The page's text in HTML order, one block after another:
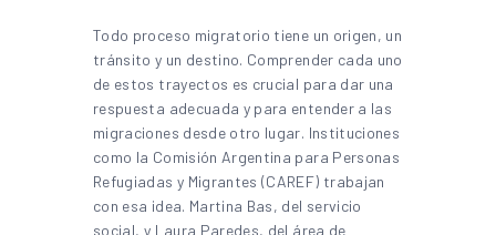
Todo proceso migratorio tiene un origen, un
tránsito y un destino. Comprender cada uno
de estos trayectos es crucial para dar una
respuesta adecuada y para entender a las
migraciones desde otro lugar. Instituciones
como la Comisión Argentina para Personas
Refugiadas y Migrantes (CAREF) trabajan
con esa idea. Martina Bas, del servicio
social, y Laura Paredes, del área de